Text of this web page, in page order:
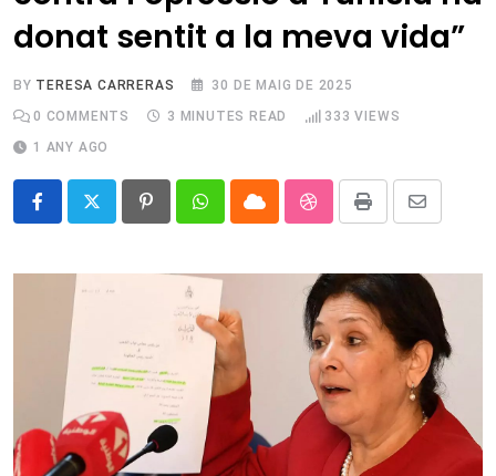
donat sentit a la meva vida”
BY TERESA CARRERAS
30 DE MAIG DE 2025
0 COMMENTS 3 MINUTES READ 333 VIEWS
1 ANY AGO
PinterestWhatsappCloud StumbleUpon
Print
Share
Email